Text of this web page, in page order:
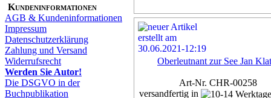
Kundeninformationen
AGB & Kundeninformationen
Impressum
Datenschutzerklärung
Zahlung und Versand
Widerrufsrecht
Werden Sie Autor!
Die DSGVO in der
Buchpublikation
Oberleutnant zur See Jan
Art-Nr. CHR-00258
versandfertig in